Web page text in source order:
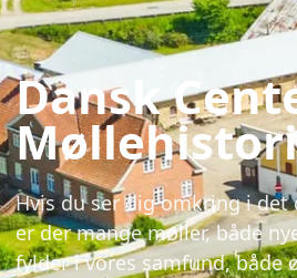
Dansk
Hvis du ser dig omkring i det
er der mange møller, både
fylder i vores samfund, både